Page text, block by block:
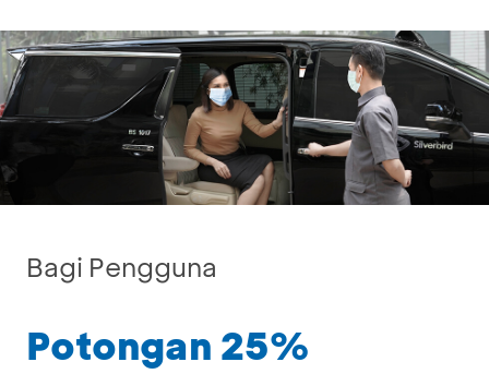
Bagi Pengguna
Potongan 25%